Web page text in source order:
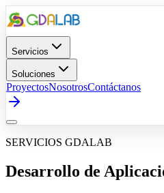
Servicios
Soluciones
ProyectosNosotrosContáctanos
SERVICIOS GDALAB
Desarrollo de